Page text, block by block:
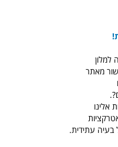
מאתר
אלינו
בעיה עתידית.